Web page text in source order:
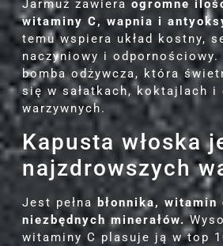
Jarmuż zawiera ogromne
witaminy C, wapnia i
temu wspiera układ kostny,
naczyniowy i odpornościowy.
bomba odżywcza, która
się w sałatkach, koktajlach i
warzywnych.
Kapusta włoska
najzdrowszych
Jest pełna błonnika, witamin
niezbędnych minerałów.
witaminy C plasuje ją w top